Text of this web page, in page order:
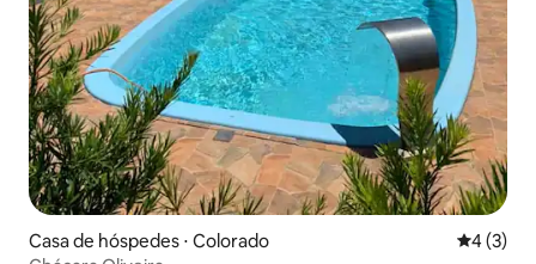
Casa de hóspedes ⋅ Colorado 4 de
4 (3)